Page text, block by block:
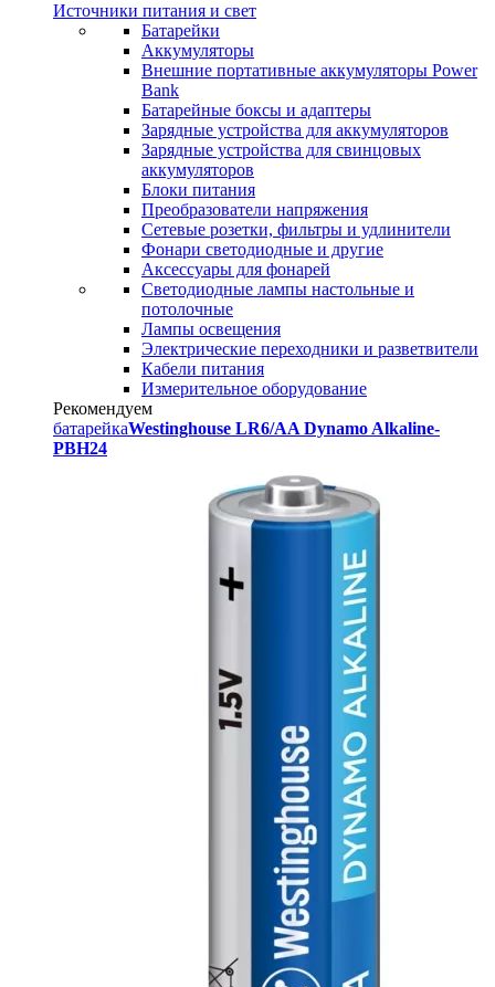
Источники питания и свет
Батарейки
Аккумуляторы
Внешние портативные аккумуляторы Power
Bank
Батарейные боксы и адаптеры
Зарядные устройства для аккумуляторов
Зарядные устройства для свинцовых
аккумуляторов
Блоки питания
Преобразователи напряжения
Сетевые розетки, фильтры и удлинители
Фонари светодиодные и другие
Аксессуары для фонарей
Светодиодные лампы настольные и
потолочные
Лампы освещения
Электрические переходники и разветвители
Кабели питания
Измерительное оборудование
Рекомендуем
батарейкаWestinghouse LR6/AA Dynamo Alkaline-
PBH24